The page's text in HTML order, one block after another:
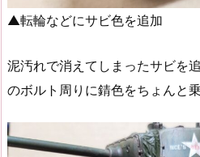
▲転輪などにサビ色を追加
泥汚れで消えてしまったサビを
のボルト周りに錆色をちょんと